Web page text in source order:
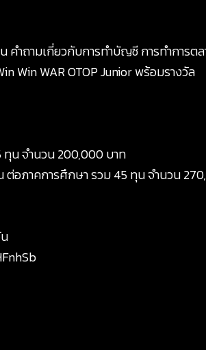
คำถามเกี่ยวกับการทำบัญชี การทำการต
Win WAR OTOP Junior พร้อมรางวัล
น จำนวน 200,000 บาท
อภาคการศึกษา รวม 45 ทุน จำนวน